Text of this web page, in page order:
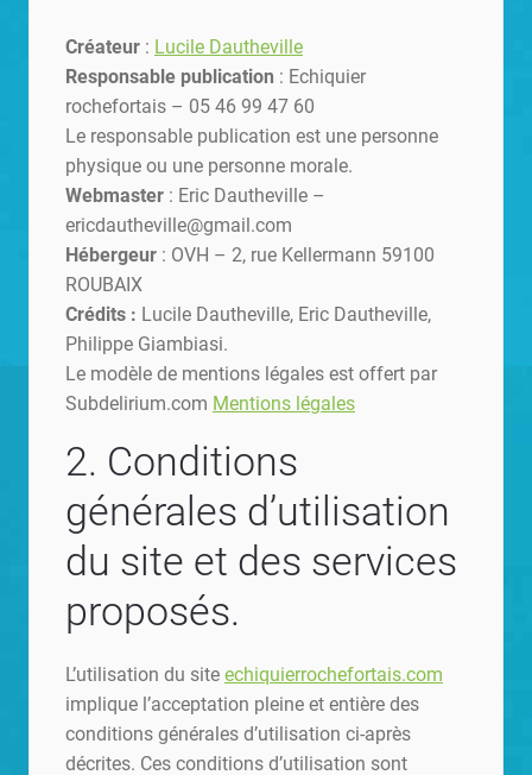
Créateur : Lucile Dautheville
Responsable publication : Echiquier
rochefortais – 05 46 99 47 60
Le responsable publication est une personne
physique ou une personne morale.
Webmaster : Eric Dautheville –
ericdautheville@gmail.com
Hébergeur : OVH – 2, rue Kellermann 59100
ROUBAIX
Crédits : Lucile Dautheville, Eric Dautheville,
Philippe Giambiasi.
Le modèle de mentions légales est offert par
Subdelirium.com Mentions légales
2. Conditions
générales d’utilisation
du site et des services
proposés.
L’utilisation du site echiquierrochefortais.com
implique l’acceptation pleine et entière des
conditions générales d’utilisation ci-après
décrites. Ces conditions d’utilisation sont